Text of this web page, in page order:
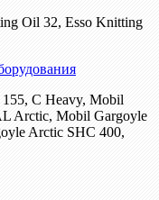
Oil 32, Esso Knitting
155, С Heavy, Mobil
Arctic, Mobil Gargoyle
Arctic SHC 400,